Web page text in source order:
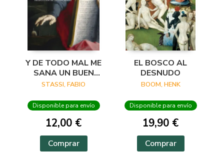
Y DE TODO MAL ME
SANA UN BUEN
VERSO
STASSI, FABIO
Disponible para envío
12,00 €
Comprar
EL BOSCO AL
DESNUDO
BOOM, HENK
Disponible para envío
19,90 €
Comprar